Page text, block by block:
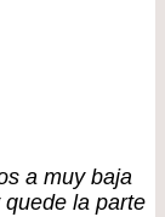
a muy baja
la parte